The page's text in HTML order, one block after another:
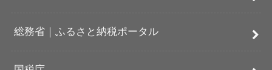
総務省｜ふるさと納税ポータル